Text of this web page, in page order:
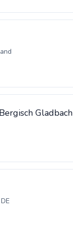
Gladbach